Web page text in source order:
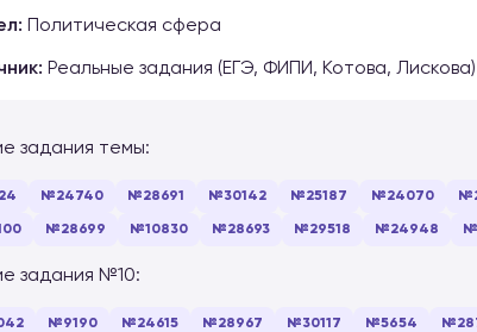
Политическая сфера
Реальные задания (ЕГЭ, ФИПИ, Котова, Лискова)
задания темы:
№24740 №28691 №30142 №25187 №24070
№28699 №10830 №28693 №29518 №24948
задания №10:
№9190 №24615 №28967 №30117 №5654